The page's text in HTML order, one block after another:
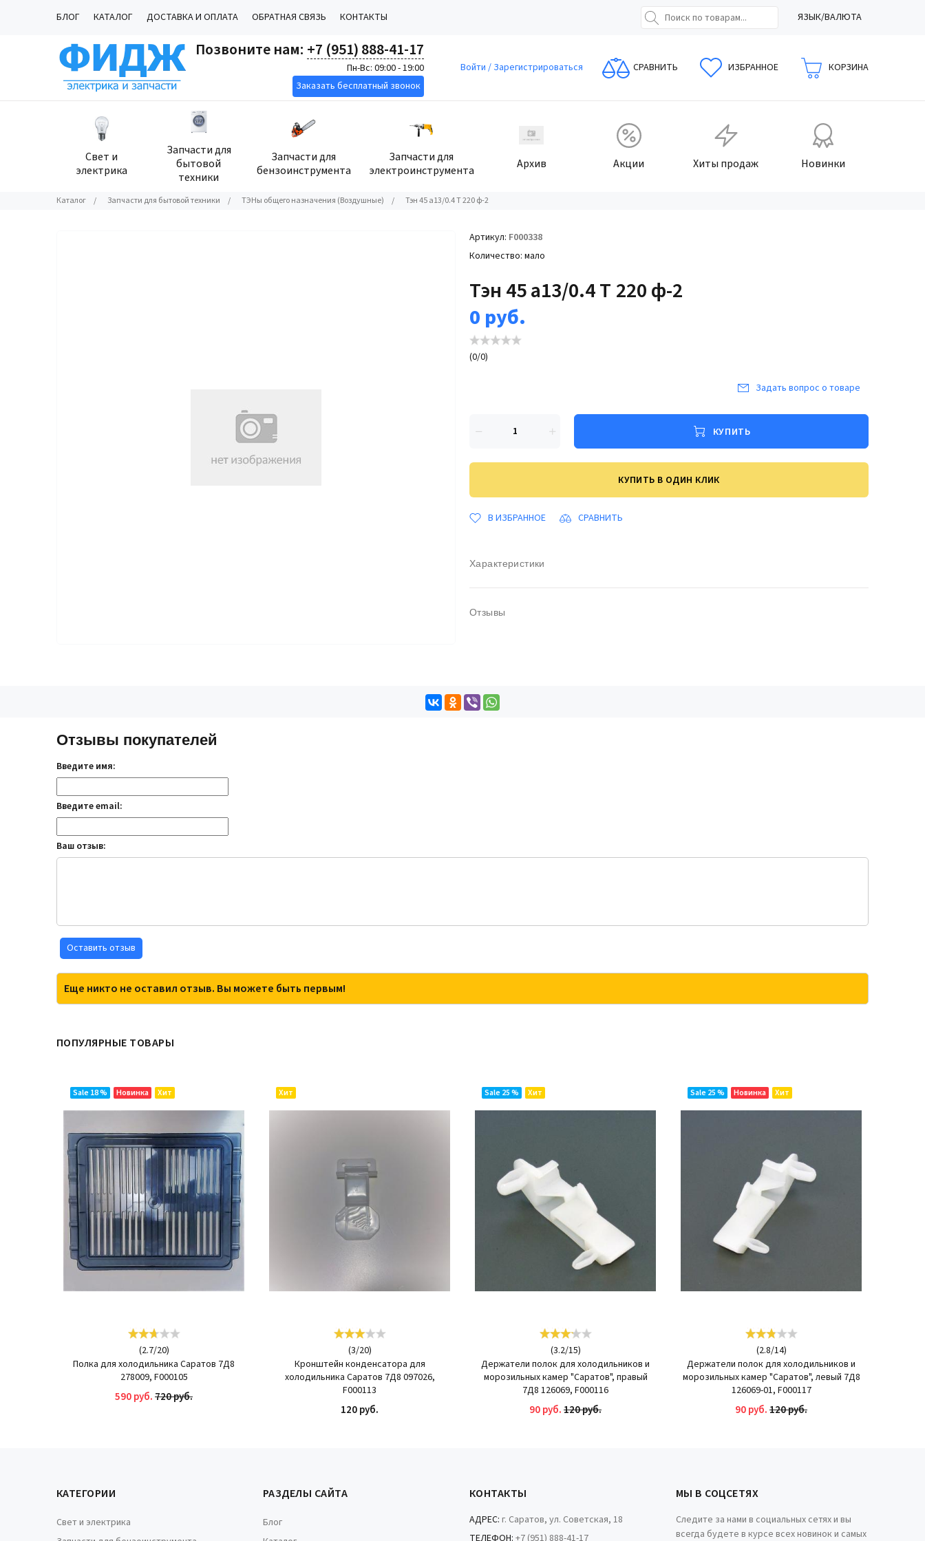
БЛОГ КАТАЛОГ ДОСТАВКА И ОПЛАТА ОБРАТНАЯ СВЯЗЬ КОНТАКТЫ ЯЗЫК/ВАЛЮТА
Позвоните нам: +7 (951) 888-41-17
Пн-Вс: 09:00 - 19:00
Заказать бесплатный звонок
Войти / Зарегистрироваться СРАВНИТЬ ИЗБРАННОЕ КОРЗИНА
Свет и
электрика
Запчасти для
бытовой
техники
Запчасти для
бензоинструмента
Запчасти для
электроинструмента
Архив Акции Хиты продаж Новинки
Каталог / Запчасти для бытовой техники / ТЭНы общего назначения (Воздушные) / Тэн 45 а13/0.4 T 220 ф-2
Артикул F000338
Количество мало
Тэн 45 а13/0.4 T 220 ф-2
0 руб.
(0/0)
Задать вопрос о товаре
КУПИТЬ
КУПИТЬ В ОДИН КЛИК
В ИЗБРАННОЕ СРАВНИТЬ
Характеристики
Отзывы
Отзывы покупателей
Введите имя:
Введите email:
Ваш отзыв:
Оставить отзыв
Еще никто не оставил отзыв. Вы можете быть первым!
ПОПУЛЯРНЫЕ ТОВАРЫ
Sale 18 % Новинка Хит
(2.7/20)
Полка для холодильника Саратов 7Д8
278009, F000105
590 руб.720 руб.
Хит
(3/20)
Кронштейн конденсатора для
холодильника Саратов 7Д8 097026,
F000113
120 руб.
Sale 25 % Хит
(3.2/15)
Держатели полок для холодильников и
морозильных камер "Саратов", правый
7Д8 126069, F000116
90 руб.120 руб.
Sale 25 % Новинка Хит
(2.8/14)
Держатели полок для холодильников и
морозильных камер "Саратов", левый 7Д8
126069-01, F000117
90 руб.120 руб.
КАТЕГОРИИ
Свет и электрика
РАЗДЕЛЫ САЙТА
Блог
КОНТАКТЫ
АДРЕС: г. Саратов, ул. Советская, 18
ТЕЛЕФОН: +7 (951) 888-41-17
МЫ В СОЦСЕТЯХ
Следите за нами в социальных сетях и вы
всегда будете в курсе всех новинок и самых